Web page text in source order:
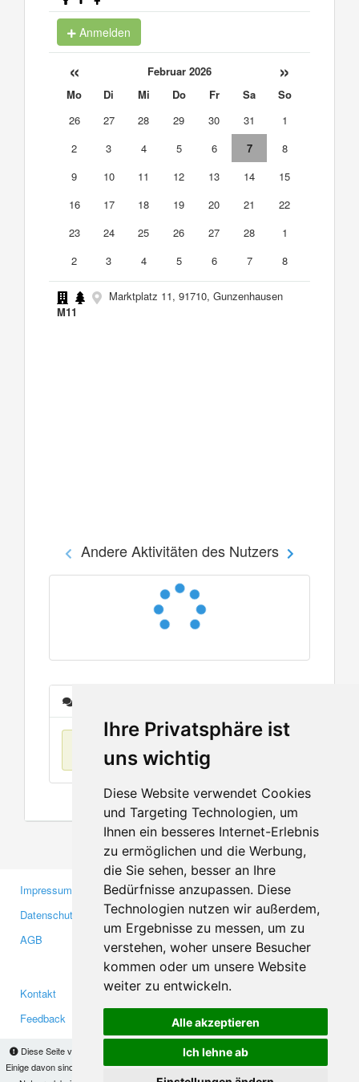
Ihre Privatsphäre ist
uns wichtig
Diese Website verwendet Cookies
und Targeting Technologien, um
Ihnen ein besseres Internet-Erlebnis
zu ermöglichen und die Werbung,
die Sie sehen, besser an Ihre
Bedürfnisse anzupassen. Diese
Technologien nutzen wir außerdem,
um Ergebnisse zu messen, um zu
verstehen, woher unsere Besucher
kommen oder um unsere Website
weiter zu entwickeln.
Alle akzeptieren
Ich lehne ab
Diese Seite verwendet Cookies, um Informationen auf Ihrem Computer zu speichern.
Einige davon sind notwendig, damit unsere Seite funktioniert, andere helfen uns dabei, das
Anmelden
« Februar 2026 »
Mo Di Mi Do Fr Sa
So
26
27 28 29 30 31
1
2
3 4 5 6 7
8
9
10 11 12 13 14
15
16
17 18 19 20 21
22
23
24 25 26 27 28
1
2
3 4 5 6 7 8
Marktplatz 11, 91710, Gunzenhausen
M11
Andere Aktivitäten des Nutzers
Keine Einträge
Impressum
Datenschutzerklärung
AGB
Gewerbetreibende
Investoren
Medien
Kontakt
Feedback
Facebook
Twitter
YouTube
Google+